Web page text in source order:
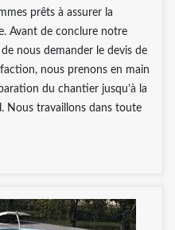
prêts à assurer la
Avant de conclure notre
nous demander le devis de
nous prenons en main
du chantier jusqu’à la
Nous travaillons dans toute